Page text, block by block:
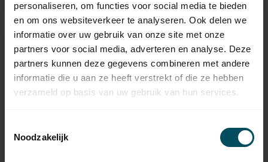
personaliseren, om functies voor social media te bieden
en om ons websiteverkeer te analyseren. Ook delen we
informatie over uw gebruik van onze site met onze
partners voor social media, adverteren en analyse. Deze
partners kunnen deze gegevens combineren met andere
informatie die u aan ze heeft verstrekt of die ze hebben
verzameld op basis van uw gebruik van hun services.
Noodzakelijk
Hulp nodig bij het maken van
een keuze?
Neem contact op met een van onze medewerkers